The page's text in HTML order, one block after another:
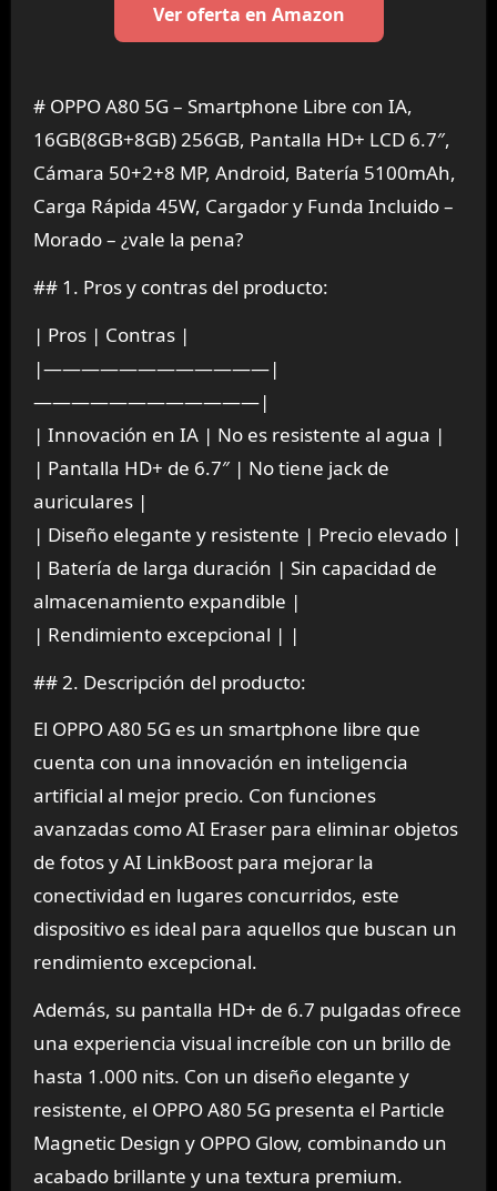
Ver oferta en Amazon
# OPPO A80 5G – Smartphone Libre con IA,
16GB(8GB+8GB) 256GB, Pantalla HD+ LCD 6.7″,
Cámara 50+2+8 MP, Android, Batería 5100mAh,
Carga Rápida 45W, Cargador y Funda Incluido –
Morado – ¿vale la pena?
## 1. Pros y contras del producto:
| Pros | Contras |
|————————————|
————————————|
| Innovación en IA | No es resistente al agua |
| Pantalla HD+ de 6.7″ | No tiene jack de
auriculares |
| Diseño elegante y resistente | Precio elevado |
| Batería de larga duración | Sin capacidad de
almacenamiento expandible |
| Rendimiento excepcional | |
## 2. Descripción del producto:
El OPPO A80 5G es un smartphone libre que
cuenta con una innovación en inteligencia
artificial al mejor precio. Con funciones
avanzadas como AI Eraser para eliminar objetos
de fotos y AI LinkBoost para mejorar la
conectividad en lugares concurridos, este
dispositivo es ideal para aquellos que buscan un
rendimiento excepcional.
Además, su pantalla HD+ de 6.7 pulgadas ofrece
una experiencia visual increíble con un brillo de
hasta 1.000 nits. Con un diseño elegante y
resistente, el OPPO A80 5G presenta el Particle
Magnetic Design y OPPO Glow, combinando un
acabado brillante y una textura premium.